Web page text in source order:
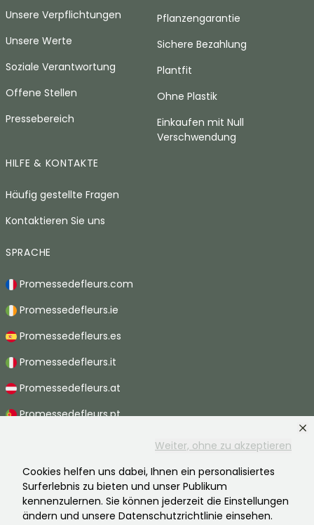
Weiter, ohne zu akzeptieren
Cookies helfen uns dabei, Ihnen ein personalisiertes
Surferlebnis zu bieten und unser Publikum
kennenzulernen. Sie können jederzeit die Einstellungen
ändern und unsere Datenschutzrichtlinie einsehen.
Unsere Verpflichtungen
Unsere Werte
Soziale Verantwortung
Offene Stellen
Pressebereich
Pflanzengarantie
Sichere Bezahlung
Plantfit
Ohne Plastik
Einkaufen mit Null
Verschwendung
HILFE & KONTAKTE
Häufig gestellte Fragen
Kontaktieren Sie uns
SPRACHE
Promessedefleurs.com
Promessedefleurs.ie
Promessedefleurs.es
Promessedefleurs.it
Promessedefleurs.at
Promessedefleurs.pt
Promessedefleurs.be
Promessedefleurs.ch